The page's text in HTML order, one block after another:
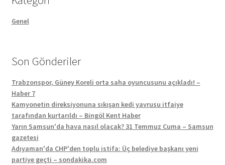
Genel
Son Gönderiler
Trabzonspor, Güney Koreli orta saha oyuncusunu açıkladı! –
Haber 7
Kamyonetin direksiyonuna sıkışan kedi yavrusu itfaiye
tarafından kurtarıldı – Bingöl Kent Haber
Yarın Samsun'da hava nasıl olacak? 31 Temmuz Cuma – Samsun
gazetesi
Adıyaman'da CHP'den toplu istifa: Üç belediye başkanı yeni
partiye geçti – sondakika.com